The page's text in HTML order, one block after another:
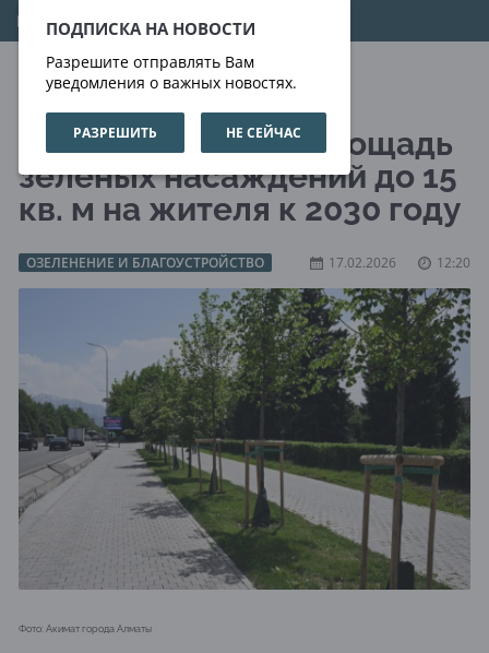
ПОДПИСКА НА НОВОСТИ
Разрешите отправлять Вам
уведомления о важных новостях.
РАЗРЕШИТЬ НЕ СЕЙЧАС
06.08.2026 23:31:59
Алматы увеличит площадь
зелёных насаждений до 15
кв. м на жителя к 2030 году
ОЗЕЛЕНЕНИЕ И БЛАГОУСТРОЙСТВО 17.02.2026 12:20
Фото: Акимат города Алматы